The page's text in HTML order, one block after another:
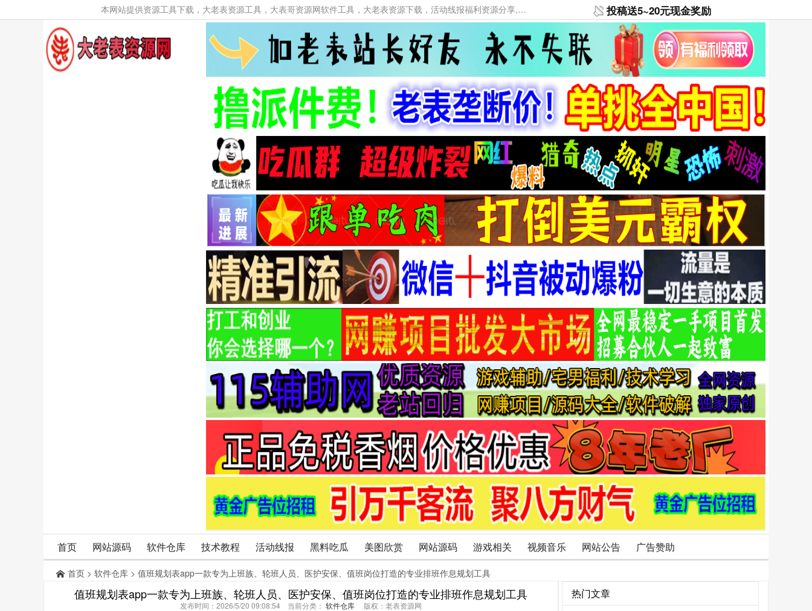
本网站提供资源工具下载，大老表资源工具，大表哥资源网软件工具，大老表资源下载，活动线报福利资源分享,活动线报，大型网游经典游戏，网络热门技术游戏辅助交流与分享。 投稿送5~20元现金奖励
首页 网站源码 软件仓库 技术教程 活动线报 黑料吃瓜 美图欣赏 网站源码 游戏相关 视频音乐 网站公告 广告赞助
首页 > 软件仓库 > 值班规划表app一款专为上班族、轮班人员、医护安保、值班岗位打造的专业排班作息规划工具
值班规划表app一款专为上班族、轮班人员、医护安保、值班岗位打造的专业排班作息规划工具
发布时间：2026/5/20 09:08:54 当前分类： 软件仓库 版权：老表资源网
热门文章